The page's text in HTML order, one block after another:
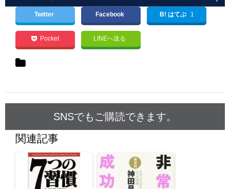
Twitter Facebook B! はてぶ 1
Pocket LINEへ送る
SNSでもご購読できます。
関連記事